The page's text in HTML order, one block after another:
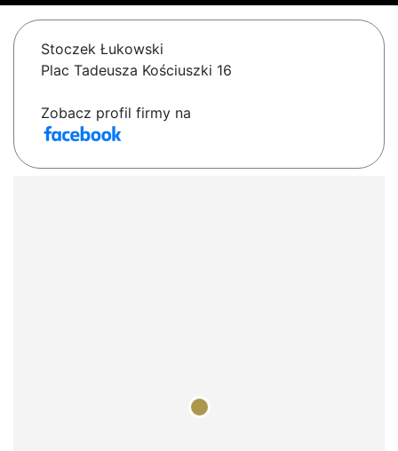
Stoczek Łukowski
Plac Tadeusza Kościuszki 16
Zobacz profil firmy na